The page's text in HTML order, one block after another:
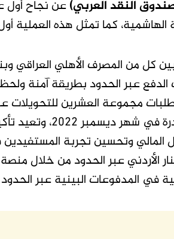
النقد العربي)عن نجاح أول
الهاشمية، كما تمثل هذه العملية
بين كل من المصرف الأهلي
عبر الحدود بطريقة آمنة
مجموعة العشرين للتحويلات
للإعلان السابق عن
وتحسين تجربة المستفيدين
الأردني عبر الحدود من خلال
في المدفوعات البينية عبر